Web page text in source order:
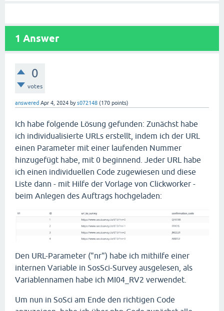
1 Answer
0
votes
answered Apr 4, 2024 bys072148 (170 points)
Ich habe folgende Lösung gefunden: Zunächst habe
ich individualisierte URLs erstellt, indem ich der URL
einen Parameter mit einer laufenden Nummer
hinzugefügt habe, mit 0 beginnend. Jeder URL habe
ich einen individuellen Code zugewiesen und diese
Liste dann - mit Hilfe der Vorlage von Clickworker -
beim Anlegen des Auftrags hochgeladen:
Den URL-Parameter ("nr") habe ich mithilfe einer
internen Variable in SosSci-Survey ausgelesen, als
Variablennamen habe ich MI04_RV2 verwendet.
Um nun in SoSci am Ende den richtigen Code